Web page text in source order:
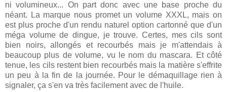
ni volumineux... On part donc avec une base proche du
néant. La marque nous promet un volume XXXL, mais on
est plus proche d'un rendu naturel option cartonné que d'un
méga volume de dingue, je trouve. Certes, mes cils sont
bien noirs, allongés et recourbés mais je m'attendais à
beaucoup plus de volume, vu le nom du mascara. Et côté
tenue, les cils restent bien recourbés mais la matière s'effrite
un peu à la fin de la journée. Pour le démaquillage rien à
signaler, ça s'en va très facilement avec de l'huile.